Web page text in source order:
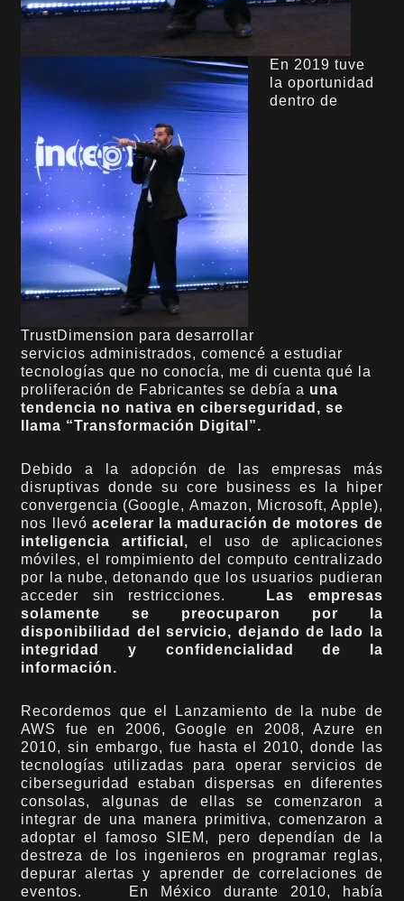
En 2019 tuve
la oportunidad
dentro de
TrustDimension para desarrollar
servicios administrados, comencé a estudiar
tecnologías que no conocía, me di cuenta qué la
proliferación de Fabricantes se debía a una
tendencia no nativa en ciberseguridad, se
llama “Transformación Digital”.
Debido a la adopción de las empresas más
disruptivas donde su core business es la hiper
convergencia (Google, Amazon, Microsoft, Apple),
nos llevó acelerar la maduración de motores de
inteligencia artificial, el uso de aplicaciones
móviles, el rompimiento del computo centralizado
por la nube, detonando que los usuarios pudieran
acceder sin restricciones.
Las empresas
solamente se preocuparon por la
disponibilidad del servicio, dejando de lado la
integridad y confidencialidad de la
información.
Recordemos que el Lanzamiento de la nube de
AWS fue en 2006, Google en 2008, Azure en
2010, sin embargo, fue hasta el 2010, donde las
tecnologías utilizadas para operar servicios de
ciberseguridad estaban dispersas en diferentes
consolas, algunas de ellas se comenzaron a
integrar de una manera primitiva, comenzaron a
adoptar el famoso SIEM, pero dependían de la
destreza de los ingenieros en programar reglas,
depurar alertas y aprender de correlaciones de
eventos. En México durante 2010, había